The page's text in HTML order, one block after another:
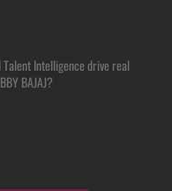
Talent Intelligence drive real
BAJAJ?